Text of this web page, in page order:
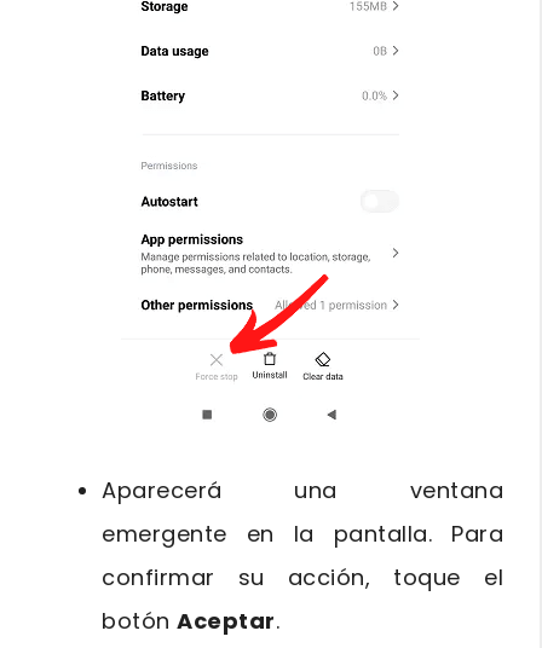
Aparecerá una ventana
emergente en la pantalla. Para
confirmar su acción, toque el
botón Aceptar.